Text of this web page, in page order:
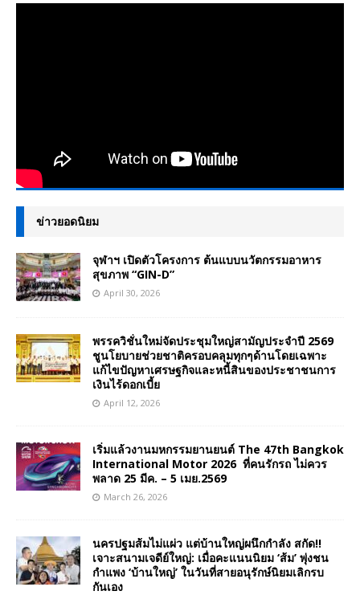
ข่าวยอดนิยม
จุฬาฯ เปิดตัวโครงการ ต้นแบบนวัตกรรมอาหาร
สุขภาพ “GIN-D”
April 30, 2026
พรรควิชั่นใหม่จัดประชุมใหญ่สามัญประจำปี 2569
ชูนโยบายช่วยชาติครอบคลุมทุกๆด้านโดยเฉพาะ
แก้ไขปัญหาเศรษฐกิจและหนี้สินของประชาชนการ
เงินไร้ดอกเบี้ย
April 12, 2026
เริ่มแล้วงานมหกรรมยานยนต์ The 47th Bangkok
International Motor 2026 ที่คนรักรถ ไม่ควร
พลาด 25 มีค. – 5 เมย.2569
March 26, 2026
นครปฐมส้มไม่แผ่ว แต่บ้านใหญ่ผนึกกำลัง สกัด!!
เจาะสนามเจดีย์ใหญ่: เมื่อคะแนนนิยม ‘ส้ม’ พุ่งชน
กำแพง ‘บ้านใหญ่’ ในวันที่สายอนุรักษ์นิยมเลิกรบ
กันเอง